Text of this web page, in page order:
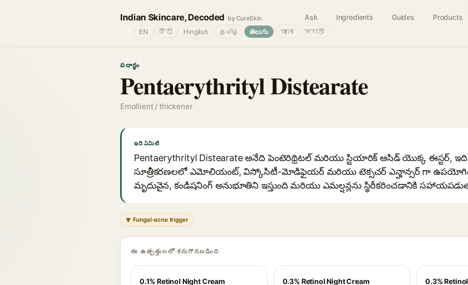
Indian Skincare, Decoded by CureSkin Ask Ingredients Guides Products
EN हिंदी Hinglish தமிழ் తెలుగు বাংলা मराठी
పదార్థం
Pentaerythrityl Distearate
Emollient / thickener
ఇది ఏమిటి
Pentaerythrityl Distearate అనేది పెంటెరిథ్రిటల్ మరియు స్టియారిక్ ఆసిడ్ యొక్క ఈస్టర్,
సూత్రీకరణలలో ఎమోలియంట్, విస్కోసిటీ-మోడిఫైయర్ మరియు టెక్సచర్ ఎన్హాన్సర్ గా
మృదువైన, కండిషనింగ్ అనుభూతిని ఇస్తుంది మరియు ఎమల్షన్లను స్థిరీకరించడానికి
🍄 Fungal-acne trigger
ఈ ఉత్పత్తులలో కనుగొనబడింది
0.1% Retinol Night Cream 0.3% Retinol Night Cream 0.3%